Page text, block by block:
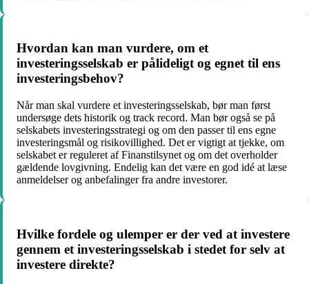
Hvordan kan man vurdere, om et
investeringsselskab er pålideligt og egnet til ens
investeringsbehov?
Når man skal vurdere et investeringsselskab, bør man først
undersøge dets historik og track record. Man bør også se på
selskabets investeringsstrategi og om den passer til ens egne
investeringsmål og risikovillighed. Det er vigtigt at tjekke, om
selskabet er reguleret af Finanstilsynet og om det overholder
gældende lovgivning. Endelig kan det være en god idé at læse
anmeldelser og anbefalinger fra andre investorer.
Hvilke fordele og ulemper er der ved at investere
gennem et investeringsselskab i stedet for selv at
investere direkte?